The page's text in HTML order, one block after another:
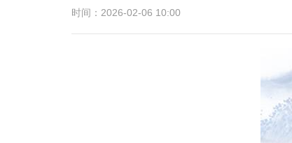
时间：2026-02-06 10:00